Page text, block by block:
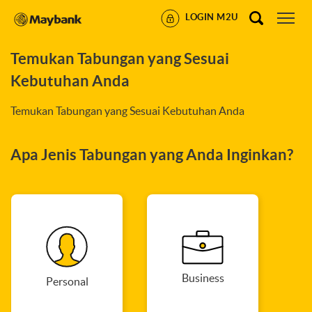
LOGIN M2U
Temukan Tabungan yang Sesuai
Kebutuhan Anda
Temukan Tabungan yang Sesuai Kebutuhan Anda
Apa Jenis Tabungan yang Anda Inginkan?
Personal Business